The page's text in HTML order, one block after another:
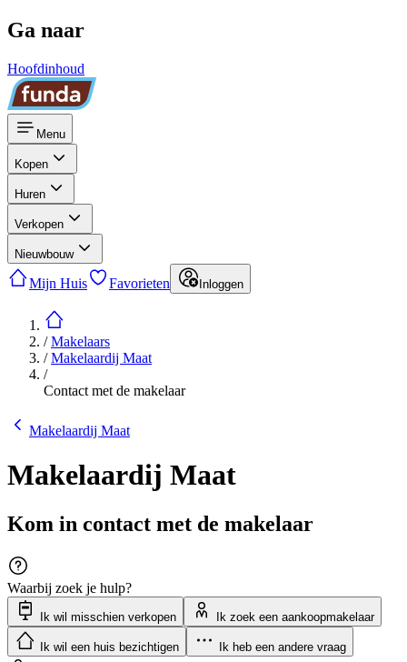
Ga naar
Hoofdinhoud
Menu
Kopen
Huren
Verkopen
Nieuwbouw
Mijn Huis Favorieten Inloggen
/Makelaars
/Makelaardij Maat
/
Contact met de makelaar
Makelaardij Maat
Makelaardij Maat
Kom in contact met de makelaar
Waarbij zoek je hulp?
Ik wil misschien verkopen Ik zoek een aankoopmakelaar
Ik wil een huis bezichtigen Ik heb een andere vraag